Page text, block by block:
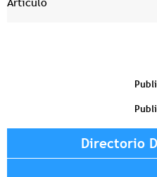
Directorio